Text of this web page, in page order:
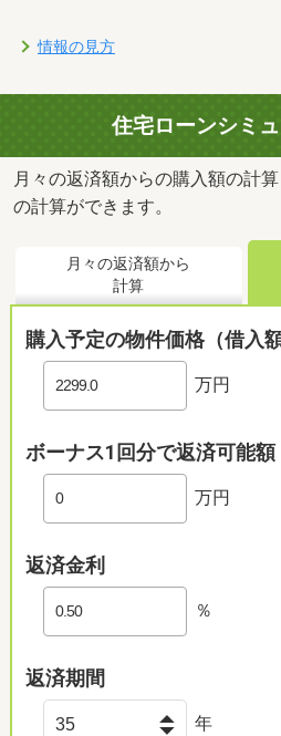
情報の見方
住宅ローンシミ
月々の返済額からの購入額の計
の計算ができます。
月々の返済額から
計算
購入予定の物件価格（借入額
万円
ボーナス1回分で返済可能額
万円
返済金利
％
返済期間
年